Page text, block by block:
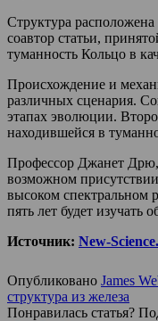
Структура
соавтор статьи,
туманность Кольцо в
Происхождение и
различных сценария.
этапах эволюции.
находившейся в
Профессор Джанет Дрю,
возможном
высоком спектральном
пять лет будет изучать
Источник: New-
Опубликовано James
структура из железа
Понравилась статья?